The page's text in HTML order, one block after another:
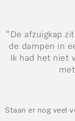
“De afzuigkap
de dampen in
Ik had het niet
Staan er nog veel